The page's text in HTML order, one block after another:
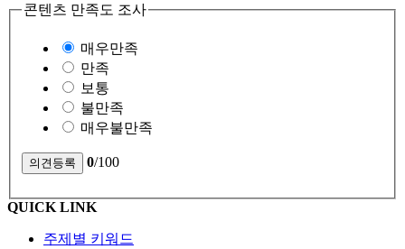
콘텐츠 만족도 조사
매우만족
만족
보통
불만족
매우불만족
0/100
QUICK LINK
주제별 키워드